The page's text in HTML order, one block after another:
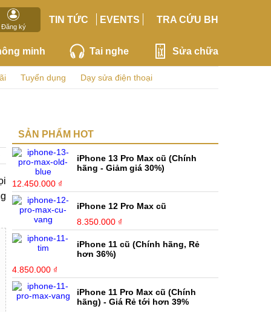
Đăng ký
TIN TỨC EVENTS TRA CỨU BH
minh Tai nghe Sửa chữa
Tuyển dụng Dạy sửa điện thoại
SẢN PHẨM HOT
iPhone 13 Pro Max cũ (Chính
hãng - Giảm giá 30%)
12.450.000 ₫
iPhone 12 Pro Max cũ
8.350.000 ₫
iPhone 11 cũ (Chính hãng, Rẻ
hơn 36%)
4.850.000 ₫
iPhone 11 Pro Max cũ (Chính
hãng) - Giá Rẻ tới hơn 39%